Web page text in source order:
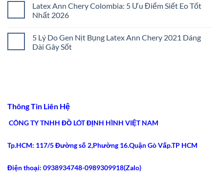
Bí
Quyết
Chọn
Gen
Nịt
Bụng
5
Bước
Chuẩn
bình
luận
ở
Gen
Nịt
Bụng
2026
Latex Ann Chery Colombia: 5 Ưu Điểm Siết Eo Tốt
Nhất 2026
bình
luận
ở
Eo
Nhất
2026
5 Lý Do Gen Nịt Bụng Latex Ann Chery 2021 Dáng
Dài Gây Sốt
Gen
Bụng
Latex
2021
Gây
Sốt
Thông Tin Liên Hệ
CÔNG TY TNHH ĐỒ LÓT ĐỊNH HÌNH VIỆT NAM
Tp.HCM: 117/5 Đường số 2,Phường 16.Quận Gò Vấp.TP HCM
Điện thoại: 0938934748-0989309918(Zalo)